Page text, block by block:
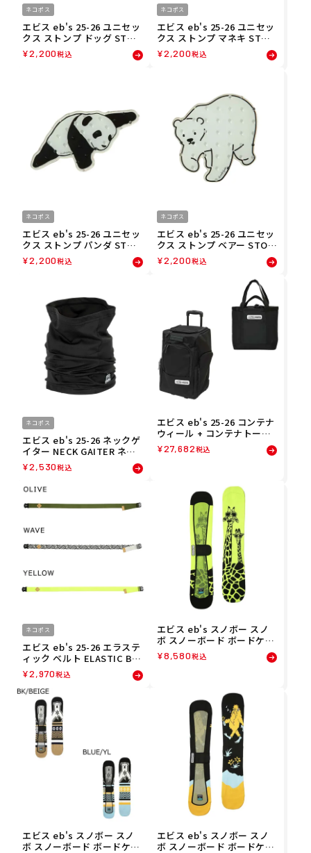
ネコポス
エビス eb's 25-26 ユニセッ
クス ストンプ ドッグ STOM
P DOG スノーボード デッキ
パッド 4500510
¥2,200税込
ネコポス
エビス eb's 25-26 ユニセッ
クス ストンプ マネキ STOM
P MANEKI スノーボード デ
ッキパッド 4500504
¥2,200税込
ネコポス
エビス eb's 25-26 ユニセッ
クス ストンプ パンダ STOM
P PANDA スノーボード デッ
キパッド 4500501
¥2,200税込
ネコポス
エビス eb's 25-26 ユニセッ
クス ストンプ ベアー STOM
P BEAR スノーボード デッ
キパッド 4500500
¥2,200税込
ネコポス
エビス eb's 25-26 ネックゲ
イター NECK GAITER ネッ
クウォーマー 4500409
¥2,530税込
エビス eb's 25-26 コンテナ
ウィール + コンテナトート
セット CONTAINER WHEEL
+ CONTAINER TOTE SET
¥27,682税込
ネコポス
エビス eb's 25-26 エラステ
ィック ベルト ELASTIC BEL
T 4500820
¥2,970税込
エビス eb's スノボー スノ
ボ スノーボード ボードケー
ス ニットカバー ジラフ KNI
T COVER GIRAFFE 4500325
¥8,580税込
エビス eb's スノボー スノ
ボ スノーボード ボードケー
エビス eb's スノボー スノ
ボ スノーボード ボードケー